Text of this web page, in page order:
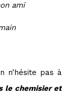
ami
n’hésite pas à
le chemisier et